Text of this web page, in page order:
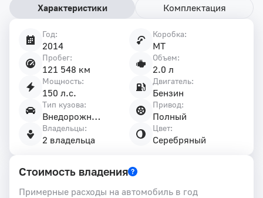
Характеристики Комплектация
Год:
2014
Коробка:
MT
Пробег:
121 548 км
Объем:
2.0 л
Мощность:
150 л.с.
Двигатель:
Бензин
Тип кузова:
Внедорожник 5 дв.
Привод:
Полный
Владельцы:
2 владельца
Цвет:
Серебряный
Стоимость владения
Примерные расходы на автомобиль в год